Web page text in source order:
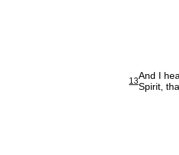
13And I
Spirit,